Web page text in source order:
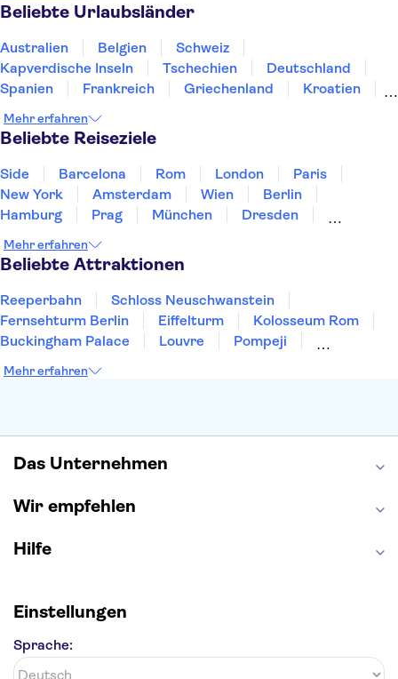
Beliebte Urlaubsländer
Australien Belgien
Schweiz
Kapverdische Inseln
Tschechien
Deutschland
Spanien
Frankreich Griechenland
Kroatien
Norwegen
Polen
Mehr erfahren
Beliebte Reiseziele
Side Barcelona Rom London
Paris
New York
Amsterdam Wien
Berlin
Hamburg
Prag München
Dresden
Heidelberg
Bremen
Mehr erfahren
Beliebte Attraktionen
Reeperbahn
Schloss Neuschwanstein
Fernsehturm Berlin
Eiffelturm
Kolosseum Rom
Buckingham Palace
Louvre
Pompeji
Moulin Rouge
Mehr erfahren
Das Unternehmen
Wir empfehlen
Hilfe
Einstellungen
Sprache: